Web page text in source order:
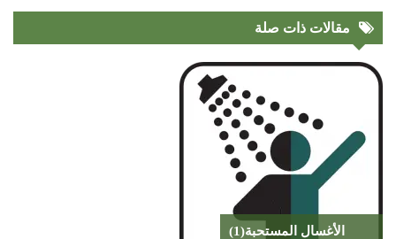
مقالات ذات صلة
الأغسال المستحبة(1)